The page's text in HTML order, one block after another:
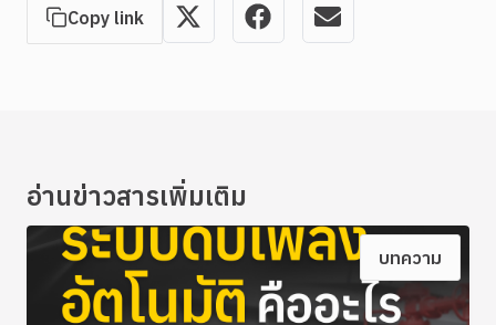
Copy link
อ่านข่าวสารเพิ่มเติม
บทความ